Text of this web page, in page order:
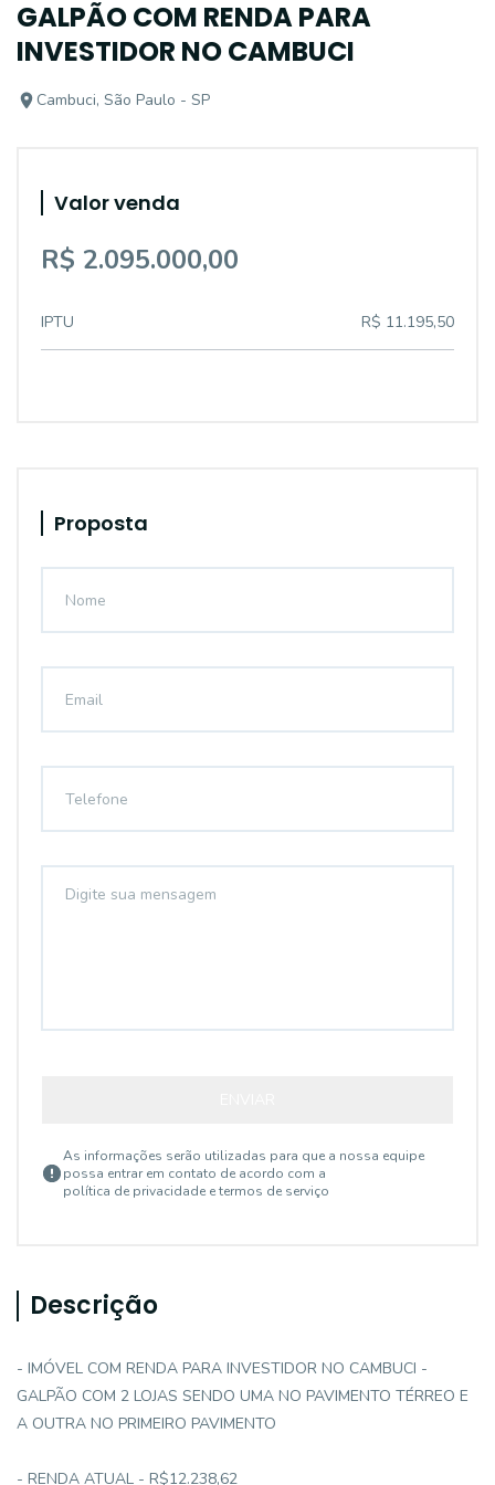
GALPÃO COM RENDA PARA
INVESTIDOR NO CAMBUCI
Cambuci, São Paulo - SP
Valor venda
R$ 2.095.000,00
IPTU R$ 11.195,50
Proposta
As informações serão utilizadas para que a nossa equipe
possa entrar em contato de acordo com a
política de privacidade e termos de serviço
Descrição
- IMÓVEL COM RENDA PARA INVESTIDOR NO CAMBUCI -
GALPÃO COM 2 LOJAS SENDO UMA NO PAVIMENTO TÉRREO E
A OUTRA NO PRIMEIRO PAVIMENTO
- RENDA ATUAL - R$12.238,62